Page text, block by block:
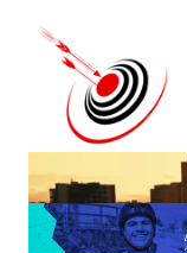
conteúdo